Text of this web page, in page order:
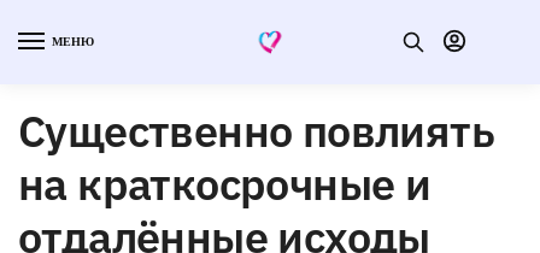
МЕНЮ
Существенно повлиять
на краткосрочные и
отдалённые исходы